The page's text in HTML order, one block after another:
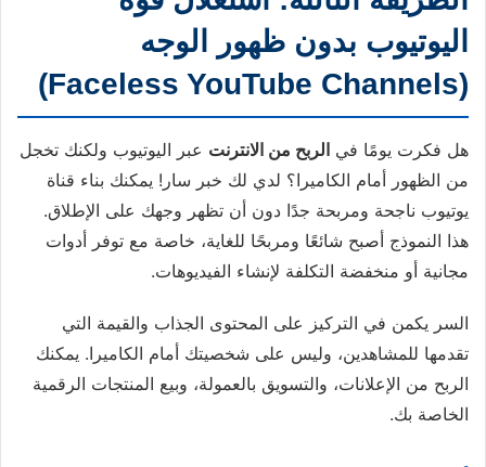
اليوتيوب بدون ظهور الوجه
(Faceless YouTube Channels)
هل فكرت يومًا في الربح من الانترنت عبر اليوتيوب ولكنك تخجل
من الظهور أمام الكاميرا؟ لدي لك خبر سار! يمكنك بناء قناة
يوتيوب ناجحة ومربحة جدًا دون أن تظهر وجهك على الإطلاق.
هذا النموذج أصبح شائعًا ومربحًا للغاية، خاصة مع توفر أدوات
مجانية أو منخفضة التكلفة لإنشاء الفيديوهات.
السر يكمن في التركيز على المحتوى الجذاب والقيمة التي
تقدمها للمشاهدين، وليس على شخصيتك أمام الكاميرا. يمكنك
الربح من الإعلانات، والتسويق بالعمولة، وبيع المنتجات الرقمية
الخاصة بك.